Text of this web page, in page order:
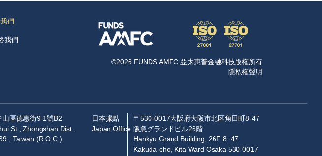
們
我們
©2026 FUNDS AMFC 亞太惠普金融科技版權所有
隱私權聲明
區德惠街9-1號B2
St., Zhongshan Dist.,
, Taiwan (R.O.C.)
日本據點
Japan Office
〒530-0017大阪府大阪市北区角田町8-47
阪急グランドビル26階
Hankyu Grand Building, 26F 8−47
Kakuda-cho, Kita Ward Osaka 530-0017